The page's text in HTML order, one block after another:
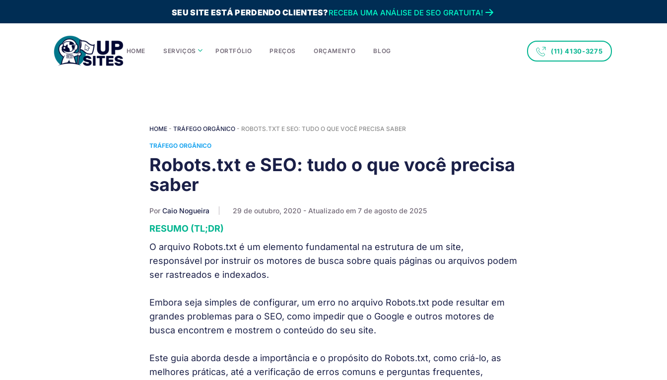
SEU SITE ESTÁ PERDENDO CLIENTES?RECEBA UMA ANÁLISE DE SEO GRATUITA!
HOME SERVIÇOS PORTFÓLIO PREÇOS ORÇAMENTO BLOG (11) 4130-3275
HOME - TRÁFEGO ORGÂNICO - ROBOTS.TXT E SEO: TUDO O QUE VOCÊ PRECISA SABER
TRÁFEGO ORGÂNICO
Robots.txt e SEO: tudo o que você precisa
saber
Por Caio Nogueira 29 de outubro, 2020 - Atualizado em 7 de agosto de 2025
RESUMO (TL;DR)
O arquivo Robots.txt é um elemento fundamental na estrutura de um site,
responsável por instruir os motores de busca sobre quais páginas ou arquivos podem
ser rastreados e indexados.
Embora seja simples de configurar, um erro no arquivo Robots.txt pode resultar em
grandes problemas para o SEO, como impedir que o Google e outros motores de
busca encontrem e mostrem o conteúdo do seu site.
Este guia aborda desde a importância e o propósito do Robots.txt, como criá-lo, as
melhores práticas, até a verificação de erros comuns e perguntas frequentes,